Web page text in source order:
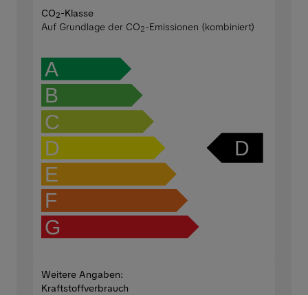
CO2-Klasse
Auf Grundlage der CO2-Emissionen (kombiniert)
A
B
C
D
E
F
G
D
Weitere Angaben:
Kraftstoffverbrauch